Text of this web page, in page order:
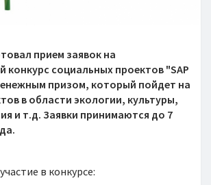
прием заявок на
социальных проектов "SAP
призом, который пойдет на
в области экологии, культуры,
и т.д. Заявки принимаются до 7
в конкурсе: